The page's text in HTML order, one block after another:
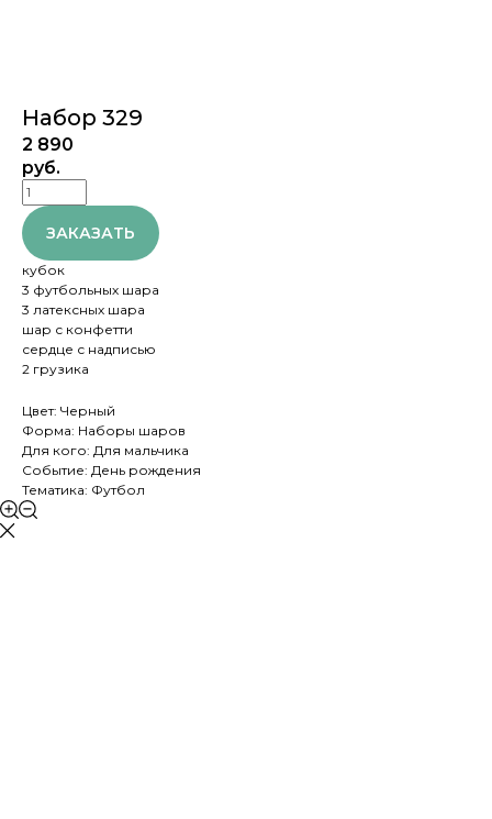
Набор 329
2 890
руб.
ЗАКАЗАТЬ
кубок
3 футбольных шара
3 латексных шара
шар с конфетти
сердце с надписью
2 грузика
Цвет: Черный
Форма: Наборы шаров
Для кого: Для мальчика
Событие: День рождения
Тематика: Футбол